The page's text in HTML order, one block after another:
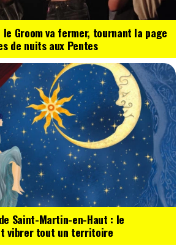
le Groom va fermer, tournant la page
de nuits aux Pentes
Saint-Martin-en-Haut : le
vibrer tout un territoire